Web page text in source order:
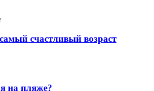
счастливый возраст
на пляже?